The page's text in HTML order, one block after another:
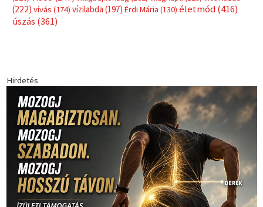
(222) vívás (174) vízilabda (197) Érdi Mária (130) életmód(416)
úszás (361)
Hirdetés